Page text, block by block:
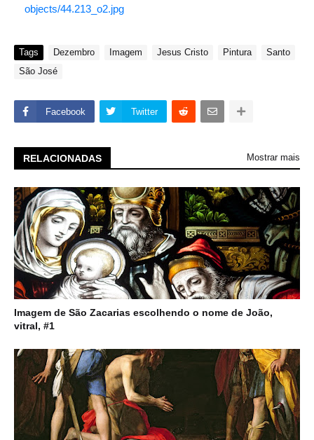
objects/44.213_o2.jpg
Tags Dezembro Imagem Jesus Cristo Pintura
Santo
São José
Facebook Twitter
RELACIONADAS Mostrar mais
Imagem de São Zacarias escolhendo o nome de João,
vitral, #1